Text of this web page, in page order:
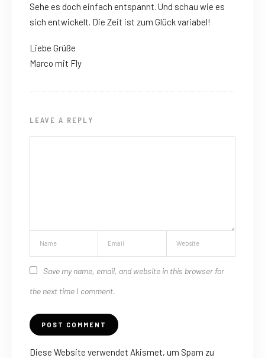
Sehe es doch einfach entspannt. Und schau wie es
sich entwickelt. Die Zeit ist zum Glück variabel!
Liebe Grüße
Marco mit Fly
LEAVE A REPLY
Save my name, email, and website in this browser for
the next time I comment.
Diese Website verwendet Akismet, um Spam zu